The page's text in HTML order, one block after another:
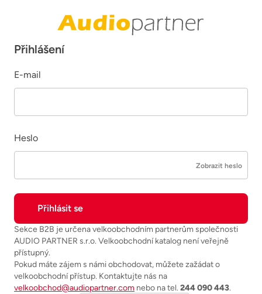
Přihlášení
E-mail
Heslo
Zobrazit heslo
Sekce B2B je určena velkoobchodním partnerům společnosti
AUDIO PARTNER s.r.o. Velkoobchodní katalog není veřejně
přístupný.
Pokud máte zájem s námi obchodovat, můžete zažádat o
velkoobchodní přístup. Kontaktujte nás na
velkoobchod@audiopartner.com nebo na tel. 244 090 443.